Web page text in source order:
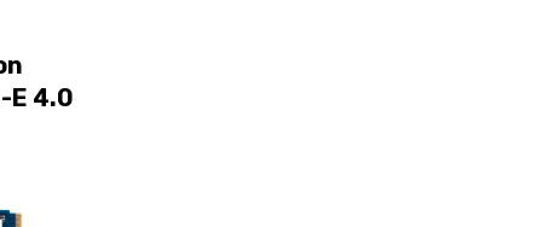
E 4.0